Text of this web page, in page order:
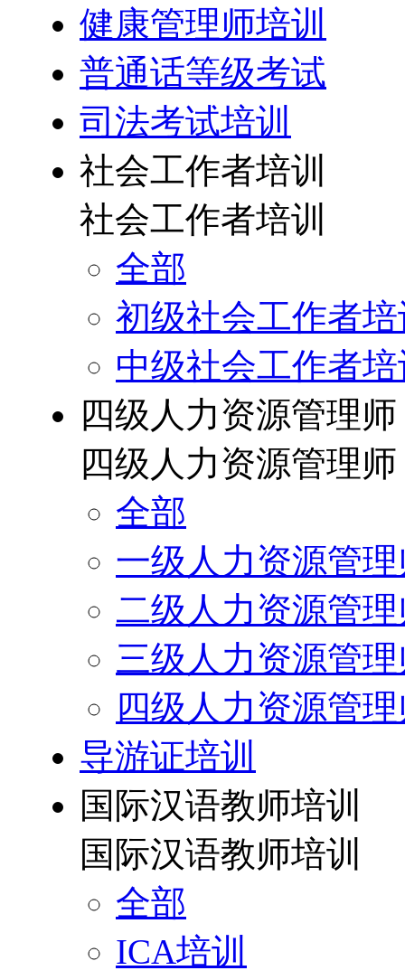
健康管理师培训
普通话等级考试
司法考试培训
社会工作者培训
社会工作者培训
全部
初级社会工作者
中级社会工作者
四级人力资源管理师
四级人力资源管理师
全部
一级人力资源管
二级人力资源管
三级人力资源管
四级人力资源管
导游证培训
国际汉语教师培训
国际汉语教师培训
全部
ICA培训